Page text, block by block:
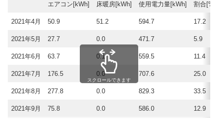
エアコン[kWh] 床暖房[kWh] 使用電力量[kWh] 割合[%]
2021年4月 50.9 51.2 594.7 17.2
2021年5月 27.7 0.0 471.7 5.9
2021年6月 63.7 0.1 559.5 11.4
2021年7月 176.5 0.0 707.6 25.0
2021年8月 277.8 0.0 829.3 33.5
2021年9月 75.8 0.0 586.0 12.9
スクロールできます